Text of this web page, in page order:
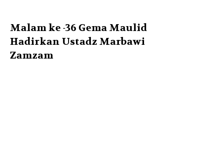
Malam ke -36 Gema Maulid
Hadirkan Ustadz Marbawi
Zamzam